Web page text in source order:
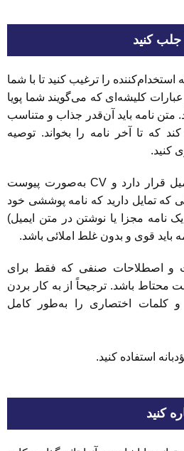
جلب کنید
را ترغیب کنید تا با شما
عبارات کلیشه‌ای که می‌گویند شما پویا
متن نامه باید آن‌قدر جذاب و متناسب
که تا آخر نامه را بخواند. توصیه
معمولاً کاور لتر در متن ایمیل قرار دارد و CV به‌صورت پیوست
که تمایل دارید که نامه پوششی خود
نامه مجزا یا نوشتن در متن ایمیل)
باید قوی و بدون غلط املائی باشد.
و اصطلاحات صنفی که فقط برای
باشد. ترجیحاً از به کار بردن
و کلمات اختصاری را به‌طور کامل
استفاده کنید.
کنید